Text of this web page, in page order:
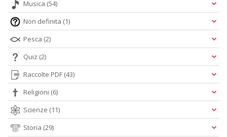
Musica (54)
Non definita (1)
Pesca (2)
Quiz (2)
Raccolte PDF (43)
Religioni (6)
Scienze (11)
Storia (29)